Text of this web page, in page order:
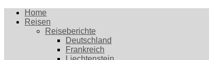
Home
Reisen
Reiseberichte
Deutschland
Frankreich